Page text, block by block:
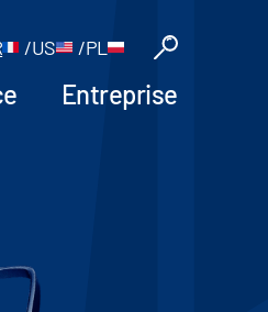
/US /PL
Entreprise